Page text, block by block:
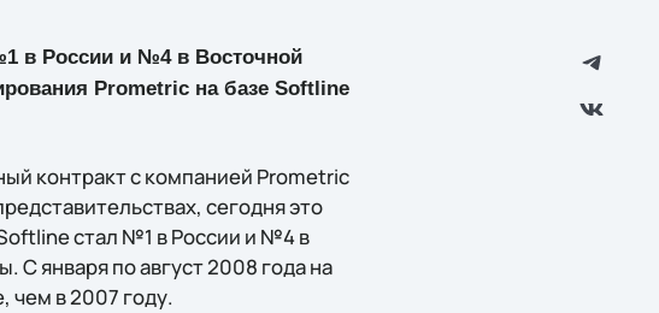
в России и №4 в Восточной
Prometric на базе Softline
контракт с компанией Prometric
сегодня это
стал №1 в России и №4 в
С января по август 2008 года на
чем в 2007 году.